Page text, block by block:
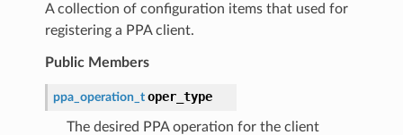
A collection of configuration items that used for
registering a PPA client.
Public Members
ppa_operation_t oper_type
The desired PPA operation for the client